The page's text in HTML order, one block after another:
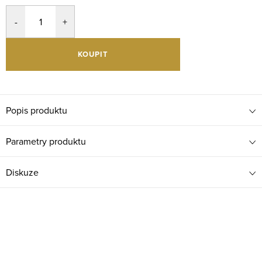
KOUPIT
Popis produktu
Parametry produktu
Diskuze